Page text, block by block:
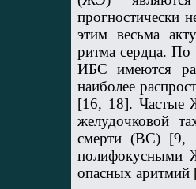
прогностически
этим весьма
ритма сердца.
ИБС имеются
наиболее
[16, 18]. Частые
желудочковой
смерти (ВС) [9,
полифокусными
опасных